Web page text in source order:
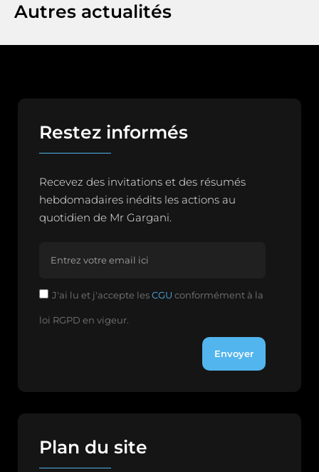
Autres actualités
Restez informés
Recevez des invitations et des résumés
hebdomadaires inédits les actions au
quotidien de Mr Gargani.
J'ai lu et j'accepte lesCGU conformément à la
loi RGPD en vigeur.
Envoyer
Plan du site